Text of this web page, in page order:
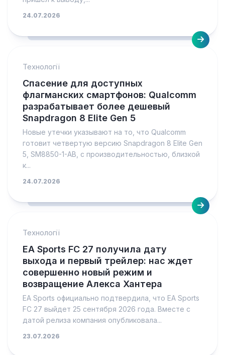
24.07.2026
Технології
Спасение для доступных
флагманских смартфонов: Qualcomm
разрабатывает более дешевый
Snapdragon 8 Elite Gen 5
Новые утечки указывают на то, что Qualcomm
готовит четвертую версию Snapdragon 8 Elite Gen
5, SM8850-1-AB, с производительностью, близкой
к...
24.07.2026
Технології
EA Sports FC 27 получила дату
выхода и первый трейлер: нас ждет
совершенно новый режим и
возвращение Алекса Хантера
EA Sports официально подтвердила, что EA Sports
FC 27 выйдет 25 сентября 2026 года. Вместе с
датой релиза компания опубликовала...
23.07.2026